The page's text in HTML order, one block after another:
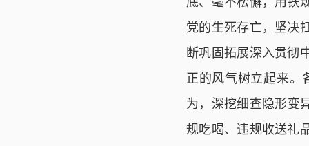
党的生死存亡，坚决
断巩固拓展深入贯彻
正的风气树立起来。
为，深挖细查隐形变
规吃喝、违规收送礼